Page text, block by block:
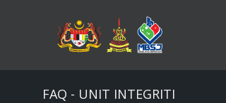
FAQ - UNIT INTEGRITI